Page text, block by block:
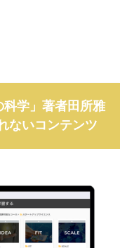
学」著者田所雅
ないコンテンツ